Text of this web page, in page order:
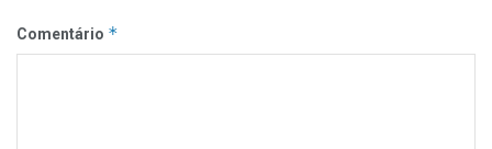
Comentário *